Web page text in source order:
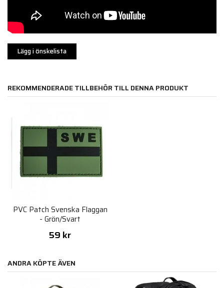
Lägg i önskelista
REKOMMENDERADE TILLBEHÖR TILL DENNA PRODUKT
PVC Patch Svenska Flaggan
- Grön/Svart
59 kr
ANDRA KÖPTE ÄVEN